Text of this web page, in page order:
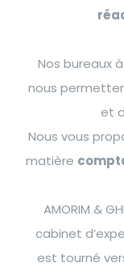
Nos bureaux
nous
et
Nous vous
matière
AMORIM &
cabinet
est tourné